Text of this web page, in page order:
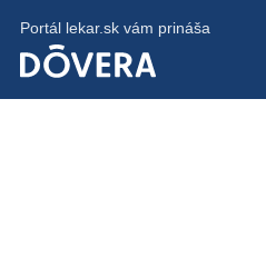
Portál lekar.sk vám prináša